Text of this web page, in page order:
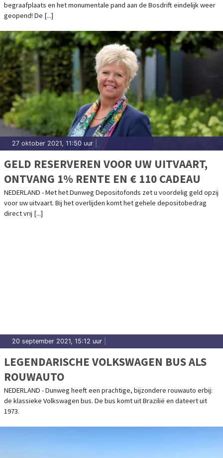
begraafplaats en het monumentale pand aan de Bosdrift eindelijk weer
geopend! De [...]
27 oktober 2021, 11:50 uur
GELD RESERVEREN VOOR UW UITVAART,
ONTVANG 1% RENTE EN € 110 CADEAU
NEDERLAND - Met het Dunweg Depositofonds zet u voordelig geld opzij
voor uw uitvaart. Bij het overlijden komt het gehele depositobedrag
direct vrij [...]
20 september 2021, 15:12 uur
LEGENDARISCHE VOLKSWAGEN BUS ALS
ROUWAUTO
NEDERLAND - Dunweg heeft een prachtige, bijzondere rouwauto erbij:
de klassieke Volkswagen bus. De bus komt uit Brazilië en dateert uit
1973.